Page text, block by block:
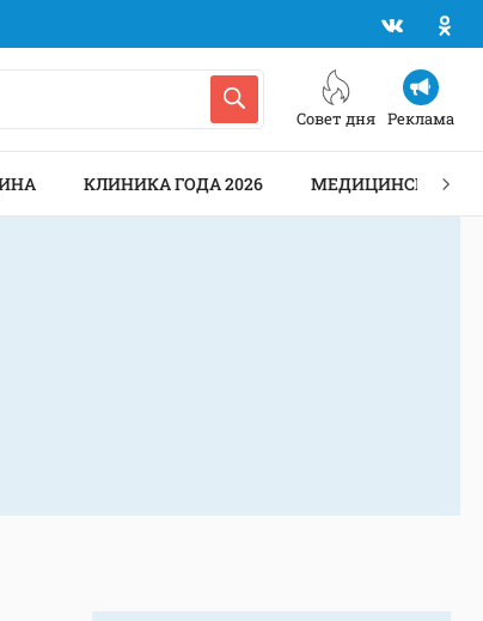
Совет дня Реклама
КЛИНИКА ГОДА 2026 МЕДИЦИНСКИЕ